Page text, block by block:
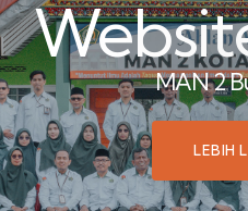
MAN 2
LEBIH
MAN 2 Kota
LEBIH LANJUT